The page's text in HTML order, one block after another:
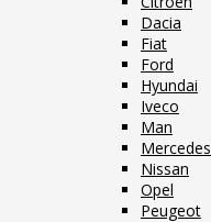
Dacia
Fiat
Ford
Hyundai
Iveco
Man
Mercedes
Nissan
Opel
Peugeot